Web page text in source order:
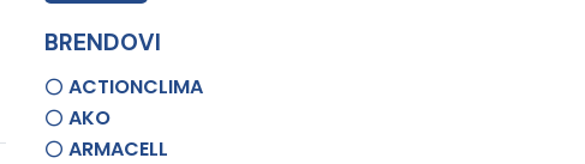
BRENDOVI
ACTIONCLIMA
AKO
ARMACELL